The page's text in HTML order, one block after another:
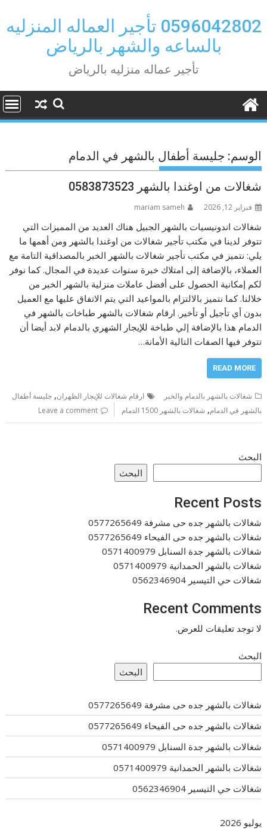
to
content
0596042802 تأجير العماله المنزليه
بالساعه والشهر بالرياض
تأجير عماله منزليه بالرياض
الوسم: جليسة أطفال بالشهر في الدمام
شغالات من اوغندا بالشهر 0583873523
فبراير 12, 2026 mariam sameh
شغالات اندونيسيات بالشهر الجبيل هناك العديد من المميزات التي
تتوفر لدينا في مكتب تأجير شغالات من اوغندا بالشهر ومن أهمها ما
يلي: نتميز في مكتب تأجير شغالات بالشهر الخبر بالمصداقية التامة مع
العملاء، بالإضافة إلى امتلاك خبرة سنوات عديدة في المجال. كما نوفر
لكم إمكانية الحصول على أفضل عاملات منزلية بالشهر الخبر من
خلالنا. كما نتميز بالالتزام بالمواعيد التي يتم الاتفاق عليها مع العميل
بدون أي تأجيل أو تأخير. ارقام شغالات بالشهر طباخات بالشهر في
الدمام هذا بالإضافة إلي طباخة للإيجار الشهري بالدمام لابد أيضا أن
تتوفر فيها الصفات التالية الأمانة…
READ MORE
شغالات بالشهر بالدمام والخبر ارقام شغالات للإيجار الظهران,جليسة أطفال
بالشهر في الدمام, شغالات بالشهر 1500 الدمام Leave a comment
البحث
البحث
Recent Posts
شغالات بالشهر جده حى مشرفة 0577265649
شغالات بالشهر جده حى الفيحاء 0577265649
شغالات بالشهر جدة السنابل 0571400979
شغالات بالشهر الحمدانية 0571400979
شغالات حي التيسير 0562346904
Recent Comments
لا توجد تعليقات للعرض.
البحث
البحث
شغالات بالشهر جده حى مشرفة 0577265649
شغالات بالشهر جده حى الفيحاء 0577265649
شغالات بالشهر جدة السنابل 0571400979
شغالات بالشهر الحمدانية 0571400979
شغالات حي التيسير 0562346904
يوليو 2026